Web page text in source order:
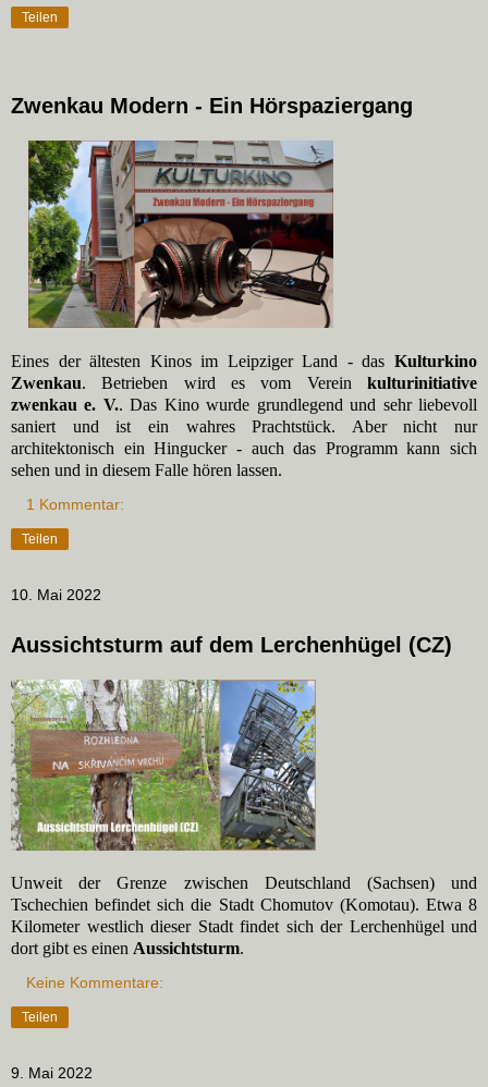
Teilen
Zwenkau Modern - Ein Hörspaziergang
Eines der ältesten Kinos im Leipziger Land - das Kulturkino
Zwenkau. Betrieben wird es vom Verein kulturinitiative
zwenkau e. V.. Das Kino wurde grundlegend und sehr liebevoll
saniert und ist ein wahres Prachtstück. Aber nicht nur
architektonisch ein Hingucker - auch das Programm kann sich
sehen und in diesem Falle hören lassen.
1 Kommentar:
Teilen
10. Mai 2022
Aussichtsturm auf dem Lerchenhügel (CZ)
Unweit der Grenze zwischen Deutschland (Sachsen) und
Tschechien befindet sich die Stadt Chomutov (Komotau). Etwa 8
Kilometer westlich dieser Stadt findet sich der Lerchenhügel und
dort gibt es einen Aussichtsturm.
Keine Kommentare:
Teilen
9. Mai 2022